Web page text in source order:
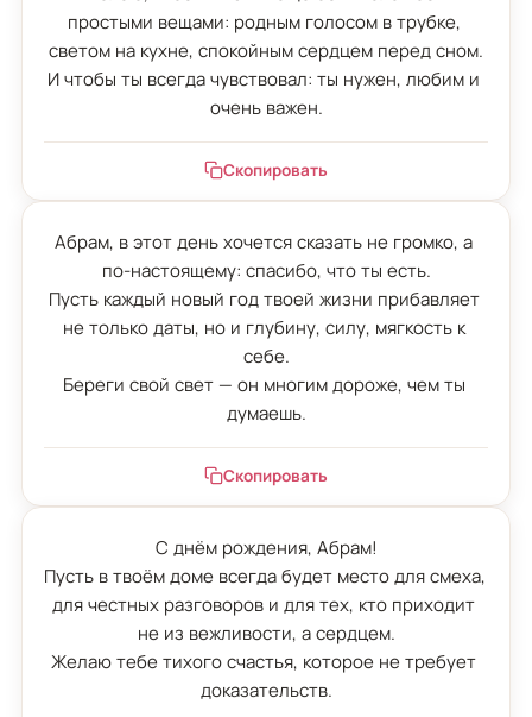
простыми вещами: родным голосом в трубке,
светом на кухне, спокойным сердцем перед сном.
И чтобы ты всегда чувствовал: ты нужен, любим и
очень важен.
Скопировать
Абрам, в этот день хочется сказать не громко, а
по-настоящему: спасибо, что ты есть.
Пусть каждый новый год твоей жизни прибавляет
не только даты, но и глубину, силу, мягкость к
себе.
Береги свой свет — он многим дороже, чем ты
думаешь.
Скопировать
С днём рождения, Абрам!
Пусть в твоём доме всегда будет место для смеха,
для честных разговоров и для тех, кто приходит
не из вежливости, а сердцем.
Желаю тебе тихого счастья, которое не требует
доказательств.